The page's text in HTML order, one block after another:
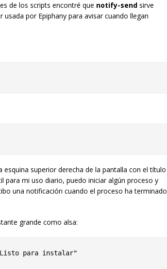
de los scripts encontré que notify-send sirve
por Epiphany para avisar cuando llegan
superior derecha de la pantalla con el título
para mi uso diario, puedo iniciar algún proceso y
una notificación cuando el proceso ha terminado
grande como alsa: